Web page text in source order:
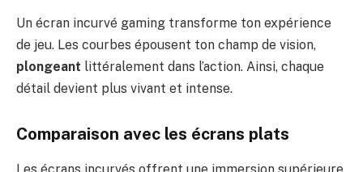
Un écran incurvé gaming transforme ton expérience
de jeu. Les courbes épousent ton champ de vision,
plongeant littéralement dans l’action. Ainsi, chaque
détail devient plus vivant et intense.
Comparaison avec les écrans plats